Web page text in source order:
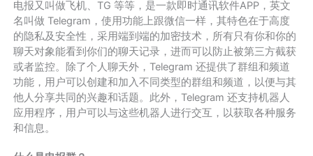
电报又叫做飞机、TG 等等，是一款即时通讯软件APP，英文
名叫做 Telegram，使用功能上跟微信一样，其特色在于高度
的隐私及安全性，采用端到端的加密技术，所有只有你和你的
聊天对象能看到你们的聊天记录，进而可以防止被第三方截获
或者监控。除了个人聊天外，Telegram 还提供了群组和频道
功能，用户可以创建和加入不同类型的群组和频道，以便与其
他人分享共同的兴趣和话题。此外，Telegram 还支持机器人
应用程序，用户可以与这些机器人进行交互，以获取各种服务
和信息。